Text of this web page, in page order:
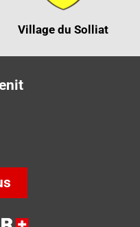
Village du Solliat